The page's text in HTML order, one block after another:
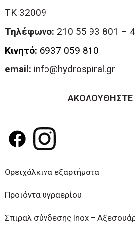
ΤΚ 32009
Τηλέφωνο: 210 55 93 801 – 4
Κινητό: 6937 059 810
email: info@hydrospiral.gr
ΑΚΟΛΟΥΘΗΣΤΕ
Ορειχάλκινα εξαρτήματα
Προϊόντα υγραερίου
Σπιραλ σύνδεσης Inox –